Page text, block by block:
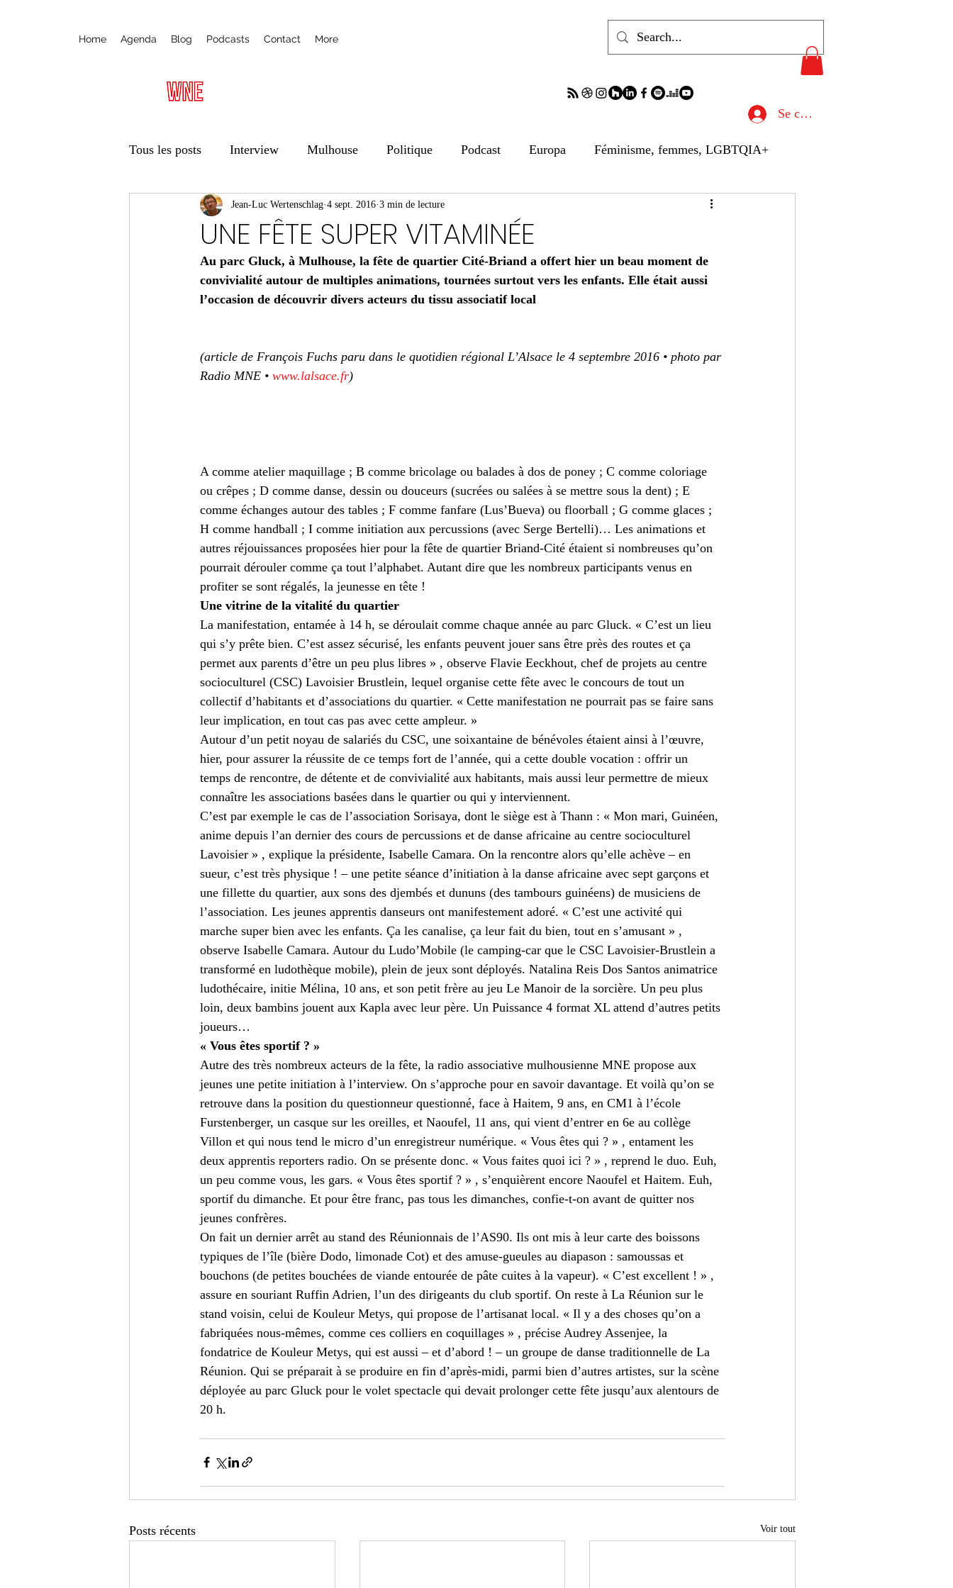
Home Agenda Blog Podcasts Contact More
Se connecter
Tous les posts Interview Mulhouse Politique Podcast Europa Féminisme, femmes, LGBTQIA+
Ateliers Éducation aux médias ESS
Vie des associations Transfrontalier Archives Archives Archives Archives Gastronomie
UNE FÊTE SUPER VITAMINÉE
Jean-Luc Wertenschlag 4 sept. 2016 3 min de lecture
Au parc Gluck, à Mulhouse, la fête de quartier Cité-Briand a offert hier un beau moment de
convivialité autour de multiples animations, tournées surtout vers les enfants. Elle était aussi
l’occasion de découvrir divers acteurs du tissu associatif local
(article de François Fuchs paru dans le quotidien régional L’Alsace le 4 septembre 2016 • photo par
Radio MNE • www.lalsace.fr)
A comme atelier maquillage ; B comme bricolage ou balades à dos de poney ; C comme coloriage
ou crêpes ; D comme danse, dessin ou douceurs (sucrées ou salées à se mettre sous la dent) ; E
comme échanges autour des tables ; F comme fanfare (Lus’Bueva) ou floorball ; G comme glaces ;
H comme handball ; I comme initiation aux percussions (avec Serge Bertelli)… Les animations et
autres réjouissances proposées hier pour la fête de quartier Briand-Cité étaient si nombreuses qu’on
pourrait dérouler comme ça tout l’alphabet. Autant dire que les nombreux participants venus en
profiter se sont régalés, la jeunesse en tête !
Une vitrine de la vitalité du quartier
La manifestation, entamée à 14 h, se déroulait comme chaque année au parc Gluck. « C’est un lieu
qui s’y prête bien. C’est assez sécurisé, les enfants peuvent jouer sans être près des routes et ça
permet aux parents d’être un peu plus libres » , observe Flavie Eeckhout, chef de projets au centre
socioculturel (CSC) Lavoisier Brustlein, lequel organise cette fête avec le concours de tout un
collectif d’habitants et d’associations du quartier. « Cette manifestation ne pourrait pas se faire sans
leur implication, en tout cas pas avec cette ampleur. »
Autour d’un petit noyau de salariés du CSC, une soixantaine de bénévoles étaient ainsi à l’œuvre,
hier, pour assurer la réussite de ce temps fort de l’année, qui a cette double vocation : offrir un
temps de rencontre, de détente et de convivialité aux habitants, mais aussi leur permettre de mieux
connaître les associations basées dans le quartier ou qui y interviennent.
C’est par exemple le cas de l’association Sorisaya, dont le siège est à Thann : « Mon mari, Guinéen,
anime depuis l’an dernier des cours de percussions et de danse africaine au centre socioculturel
Lavoisier » , explique la présidente, Isabelle Camara. On la rencontre alors qu’elle achève – en
sueur, c’est très physique ! – une petite séance d’initiation à la danse africaine avec sept garçons et
une fillette du quartier, aux sons des djembés et dununs (des tambours guinéens) de musiciens de
l’association. Les jeunes apprentis danseurs ont manifestement adoré. « C’est une activité qui
marche super bien avec les enfants. Ça les canalise, ça leur fait du bien, tout en s’amusant » ,
observe Isabelle Camara. Autour du Ludo’Mobile (le camping-car que le CSC Lavoisier-Brustlein a
transformé en ludothèque mobile), plein de jeux sont déployés. Natalina Reis Dos Santos animatrice
ludothécaire, initie Mélina, 10 ans, et son petit frère au jeu Le Manoir de la sorcière. Un peu plus
loin, deux bambins jouent aux Kapla avec leur père. Un Puissance 4 format XL attend d’autres petits
joueurs…
« Vous êtes sportif ? »
Autre des très nombreux acteurs de la fête, la radio associative mulhousienne MNE propose aux
jeunes une petite initiation à l’interview. On s’approche pour en savoir davantage. Et voilà qu’on se
retrouve dans la position du questionneur questionné, face à Haitem, 9 ans, en CM1 à l’école
Furstenberger, un casque sur les oreilles, et Naoufel, 11 ans, qui vient d’entrer en 6e au collège
Villon et qui nous tend le micro d’un enregistreur numérique. « Vous êtes qui ? » , entament les
deux apprentis reporters radio. On se présente donc. « Vous faites quoi ici ? » , reprend le duo. Euh,
un peu comme vous, les gars. « Vous êtes sportif ? » , s’enquièrent encore Naoufel et Haitem. Euh,
sportif du dimanche. Et pour être franc, pas tous les dimanches, confie-t-on avant de quitter nos
jeunes confrères.
On fait un dernier arrêt au stand des Réunionnais de l’AS90. Ils ont mis à leur carte des boissons
typiques de l’île (bière Dodo, limonade Cot) et des amuse-gueules au diapason : samoussas et
bouchons (de petites bouchées de viande entourée de pâte cuites à la vapeur). « C’est excellent ! » ,
assure en souriant Ruffin Adrien, l’un des dirigeants du club sportif. On reste à La Réunion sur le
stand voisin, celui de Kouleur Metys, qui propose de l’artisanat local. « Il y a des choses qu’on a
fabriquées nous-mêmes, comme ces colliers en coquillages » , précise Audrey Assenjee, la
fondatrice de Kouleur Metys, qui est aussi – et d’abord ! – un groupe de danse traditionnelle de La
Réunion. Qui se préparait à se produire en fin d’après-midi, parmi bien d’autres artistes, sur la scène
déployée au parc Gluck pour le volet spectacle qui devait prolonger cette fête jusqu’aux alentours de
20 h.
Posts récents Voir tout